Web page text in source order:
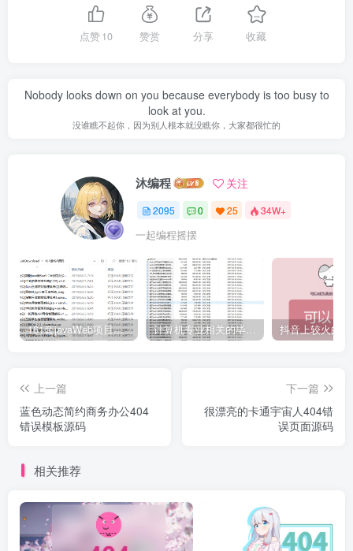
点赞10 赞赏 分享 收藏
Nobody looks down on you because everybody is too busy to
look at you.
没谁瞧不起你，因为别人根本就没瞧你，大家都很忙的
沐编程 关注
2095 0 25 34W+
一起编程摇摆
161套javaWeb项目源码免费分享 计算机专业相关的毕业设计论文合集免费下载
上一篇
蓝色动态简约商务办公404
错误模板源码
下一篇
很漂亮的卡通宇宙人404错
误页面源码
相关推荐